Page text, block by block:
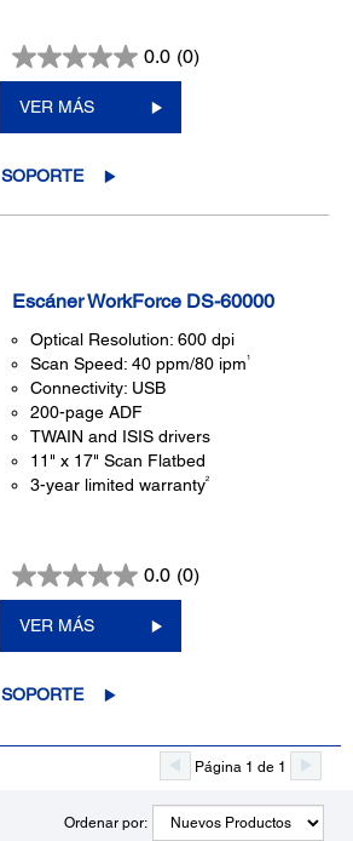
0.0 (0)
VER MÁS
SOPORTE
Escáner WorkForce DS-60000
Optical Resolution: 600 dpi
Scan Speed: 40 ppm/80 ipm1
Connectivity: USB
200-page ADF
TWAIN and ISIS drivers
11" x 17" Scan Flatbed
3-year limited warranty2
0.0 (0)
VER MÁS
SOPORTE
Página 1 de 1
Ordenar por: